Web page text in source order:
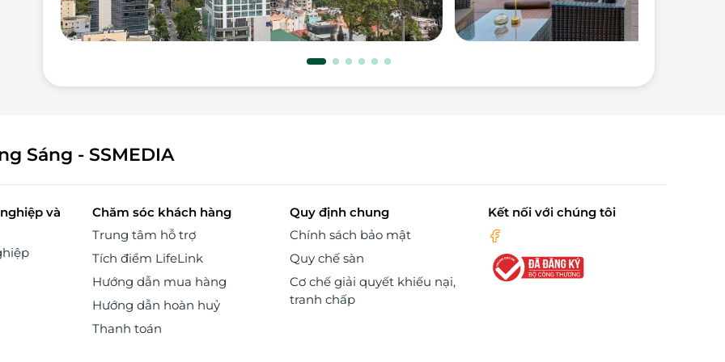
Sáng - SSMEDIA
và
Chăm sóc khách hàng
Trung tâm hỗ trợ
Tích điểm LifeLink
Hướng dẫn mua hàng
Hướng dẫn hoàn huỷ
Thanh toán
Quy định chung
Chính sách bảo mật
Quy chế sàn
Cơ chế giải quyết khiếu nại,
tranh chấp
Kết nối với chúng tôi